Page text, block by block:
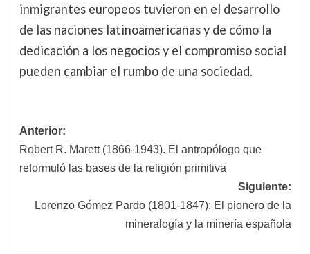
inmigrantes europeos tuvieron en el desarrollo
de las naciones latinoamericanas y de cómo la
dedicación a los negocios y el compromiso social
pueden cambiar el rumbo de una sociedad.
Navegación
de
Anterior:
Robert R. Marett (1866-1943). El antropólogo que
reformuló las bases de la religión primitiva
Siguiente:
Lorenzo Gómez Pardo (1801-1847): El pionero de la
mineralogía y la minería española